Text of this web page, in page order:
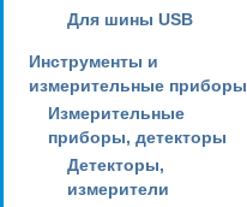
Для шины USB
Инструменты и
измерительные приборы
Измерительные
приборы, детекторы
Детекторы,
измерители